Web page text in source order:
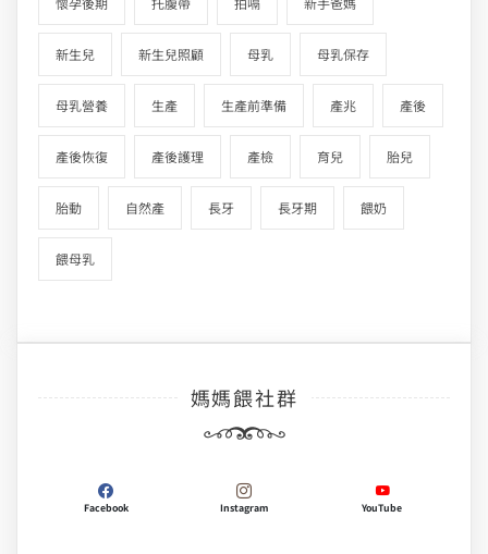
新生兒 新生兒照顧 母乳 母乳保存
母乳營養 生產 生產前準備 產兆 產後
產後恢復 產後護理 產檢 育兒 胎兒
胎動 自然產 長牙 長牙期 餵奶
餵母乳
媽媽餵社群
Facebook Instagram YouTube